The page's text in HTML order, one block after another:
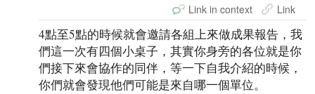
Link in context Link
4點至5點的時候就會邀請各組上來做成果報告，我
們這一次有四個小桌子，其實你身旁的各位就是你
們接下來會協作的同伴，等一下自我介紹的時候，
你們就會發現他們可能是來自哪一個單位。